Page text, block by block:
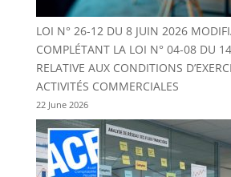
LOI N° 26-12 DU 8 JUIN 2026
COMPLÉTANT LA LOI N° 04-08 DU
RELATIVE AUX CONDITIONS
ACTIVITÉS COMMERCIALES
22 June 2026